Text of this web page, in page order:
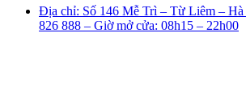
Địa chỉ: Số 146 Mễ Trì – Từ Liêm –
826 888 – Giờ mở cửa: 08h15 – 22h00